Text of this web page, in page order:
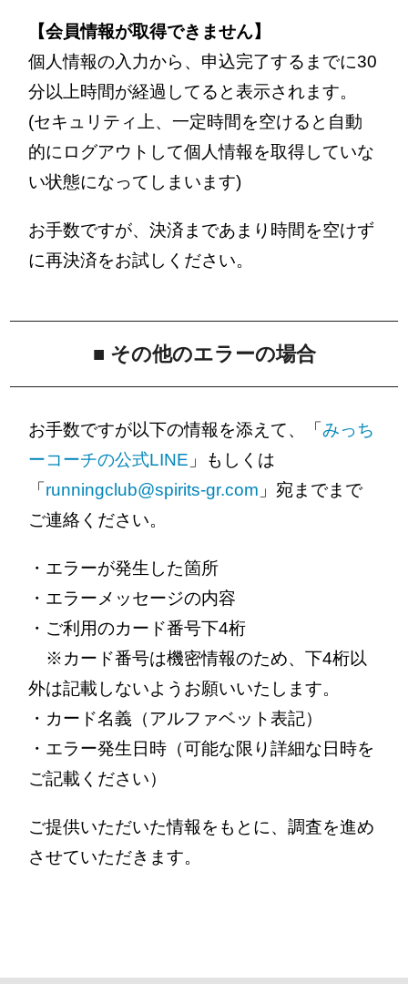
【会員情報が取得できません】
個人情報の入力から、申込完了するまでに30
分以上時間が経過してると表示されます。
(セキュリティ上、一定時間を空けると自動
的にログアウトして個人情報を取得していな
い状態になってしまいます)
お手数ですが、決済まであまり時間を空けず
に再決済をお試しください。
■ その他のエラーの場合
お手数ですが以下の情報を添えて、「みっち
ーコーチの公式LINE 」もしくは
「 runningclub@spirits-gr.com 」宛までまで
ご連絡ください。
・エラーが発生した箇所
・エラーメッセージの内容
・ご利用のカード番号下4桁
※カード番号は機密情報のため、下4桁以
外は記載しないようお願いいたします。
・カード名義（アルファベット表記）
・エラー発生日時（可能な限り詳細な日時を
ご記載ください）
ご提供いただいた情報をもとに、調査を進め
させていただきます。